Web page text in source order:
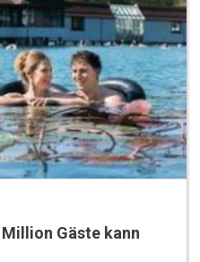
Gäste kann